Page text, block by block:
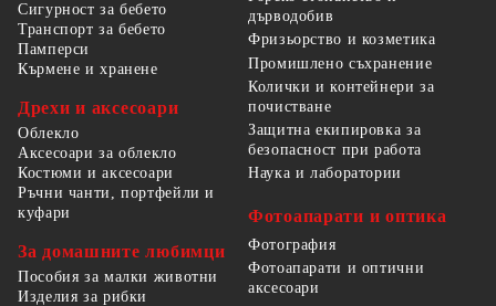
Сигурност за бебето
Транспорт за бебето
Памперси
Кърмене и хранене
Дрехи и аксесоари
Облекло
Аксесоари за облекло
Костюми и аксесоари
Ръчни чанти, портфейли и
куфари
За домашните любимци
Пособия за малки животни
Изделия за рибки
дърводобив
Фризьорство и козметика
Промишлено съхранение
Колички и контейнери за
почистване
Защитна екипировка за
безопасност при работа
Наука и лаборатории
Фотоапарати и оптика
Фотография
Фотоапарати и оптични
аксесоари